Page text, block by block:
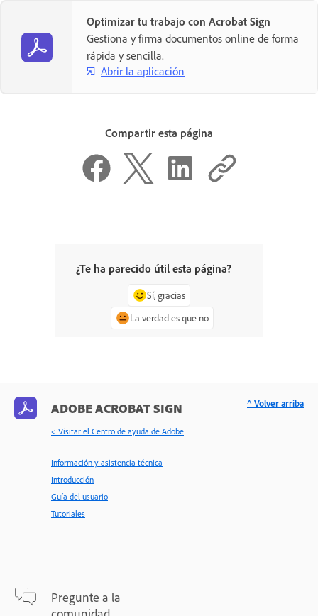
Optimizar tu trabajo con Acrobat Sign
Gestiona y firma documentos online de forma
rápida y sencilla.
Abrir la aplicación
Compartir esta página
¿Te ha parecido útil esta página?
Sí, gracias
La verdad es que no
ADOBE ACROBAT SIGN
< Visitar el Centro de ayuda de Adobe
Información y asistencia técnica
Introducción
Guía del usuario
Tutoriales
Pregunte a la
^ Volver arriba